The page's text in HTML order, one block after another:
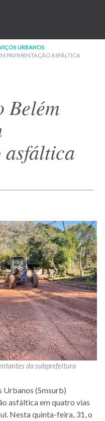
URBANOS
PAVIMENTAÇÃO ASFÁLTICA
Belém
asfáltica
da subprefeitura
Urbanos (Smsurb)
asfáltica em quatro vias
Nesta quinta-feira, 31, o